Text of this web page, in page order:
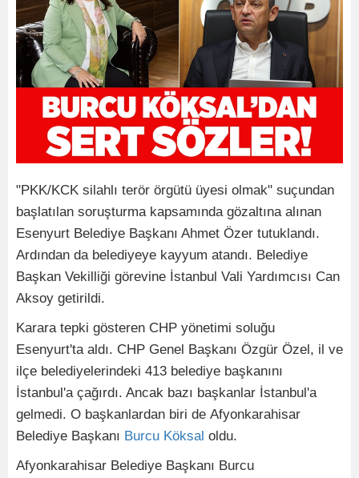
"PKK/KCK silahlı terör örgütü üyesi olmak" suçundan
başlatılan soruşturma kapsamında gözaltına alınan
Esenyurt Belediye Başkanı Ahmet Özer tutuklandı.
Ardından da belediyeye kayyum atandı. Belediye
Başkan Vekilliği görevine İstanbul Vali Yardımcısı Can
Aksoy getirildi.
Karara tepki gösteren CHP yönetimi soluğu
Esenyurt'ta aldı. CHP Genel Başkanı Özgür Özel, il ve
ilçe belediyelerindeki 413 belediye başkanını
İstanbul'a çağırdı. Ancak bazı başkanlar İstanbul'a
gelmedi. O başkanlardan biri de Afyonkarahisar
Belediye Başkanı Burcu Köksal oldu.
Afyonkarahisar Belediye Başkanı Burcu